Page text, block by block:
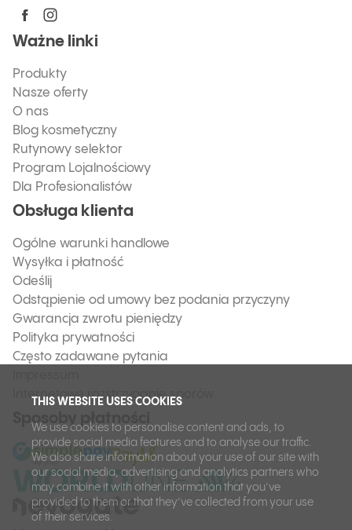
THIS WEBSITE USES COOKIES
We use cookies to personalise content and ads, to
provide social media features and to analyse our traffic.
We also share information about your use of our site with
our social media, advertising and analytics partners who
may combine it with other information that you’ve
provided to them or that they’ve collected from your use
of their services.
Ważne linki
Produkty
Nasze oferty
O nas
Blog kosmetyczny
Rutynowy selektor
Program Lojalnościowy
Dla Profesionalistów
Obsługa klienta
Ogólne warunki handlowe
Wysyłka i płatność
Odeślij
Odstąpienie od umowy bez podania przyczyny
Gwarancja zwrotu pieniędzy
Polityka prywatności
Często zadawane pytania
Internetowe rozstrzyganie sporów
Sposoby płatności